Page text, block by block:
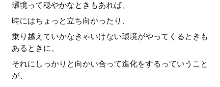
環境って穏やかなときもあれば、
時にはちょっと立ち向かったり、
乗り越えていかなきゃいけない環境がやってくるときも
あるときに、
それにしっかりと向かい合って進化をするっていうこと
が、